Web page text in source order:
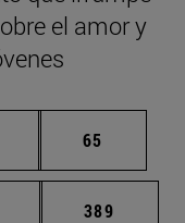
el amor y
Páginas intermedias
Página
65
Páginas intermedias
Página
389